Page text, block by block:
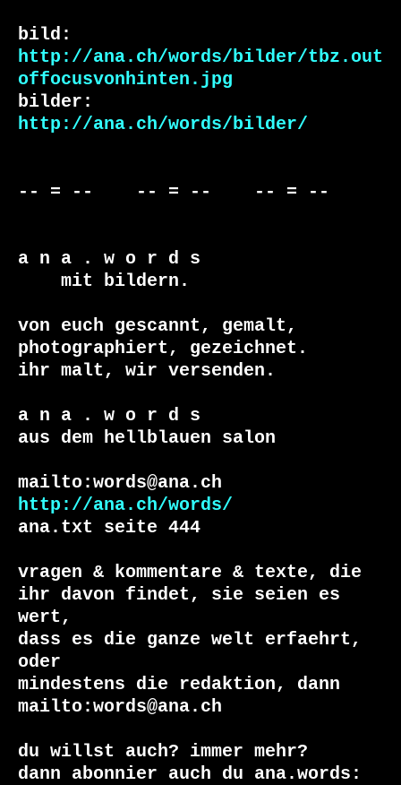
http://ana.ch/words/bilder/tbz.out
offocusvonhinten.jpg
http://ana.ch/words/bilder/
-- = --    -- = --    -- = --
a n a . w o r d s
von euch gescannt, gemalt,
photographiert, gezeichnet.
ihr malt, wir versenden.
a n a . w o r d s
aus dem hellblauen salon
http://ana.ch/words/
ana.txt seite 444
vragen & kommentare & texte, die
ihr davon findet, sie seien es
wert,
dass es die ganze welt erfaehrt,
oder
mindestens die redaktion, dann
mailto:words@ana.ch
du willst auch? immer mehr?